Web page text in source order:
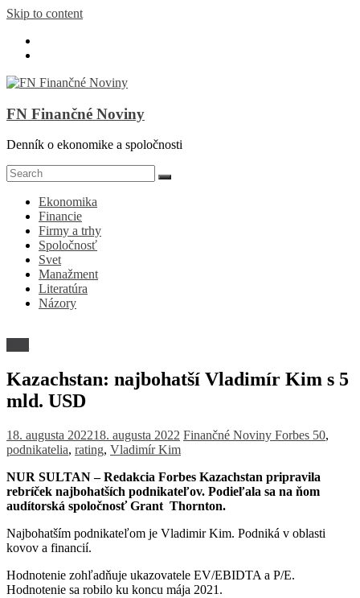
Skip to content
FN Finančné Noviny
Denník o ekonomike a spoločnosti
Ekonomika
Financie
Firmy a trhy
Spoločnosť
Svet
Manažment
Literatúra
Názory
Kazachstan: najbohatší Vladimír Kim s 5
mld. USD
18. augusta 202218. augusta 2022 Finančné Noviny Forbes 50,
podnikatelia, rating, Vladimír Kim
NUR SULTAN – Redakcia Forbes Kazachstan pripravila
rebríček najbohatších podnikateľov. Podieľala sa na ňom
audítorská spoločnosť Grant Thornton.
Najbohatším podnikateľom je Vladimir Kim. Podniká v oblasti
kovov a financií.
Hodnotenie zohľadňuje ukazovatele EV/EBIDTA a P/E.
Hodnotenie sa robilo ku koncu mája 2021.